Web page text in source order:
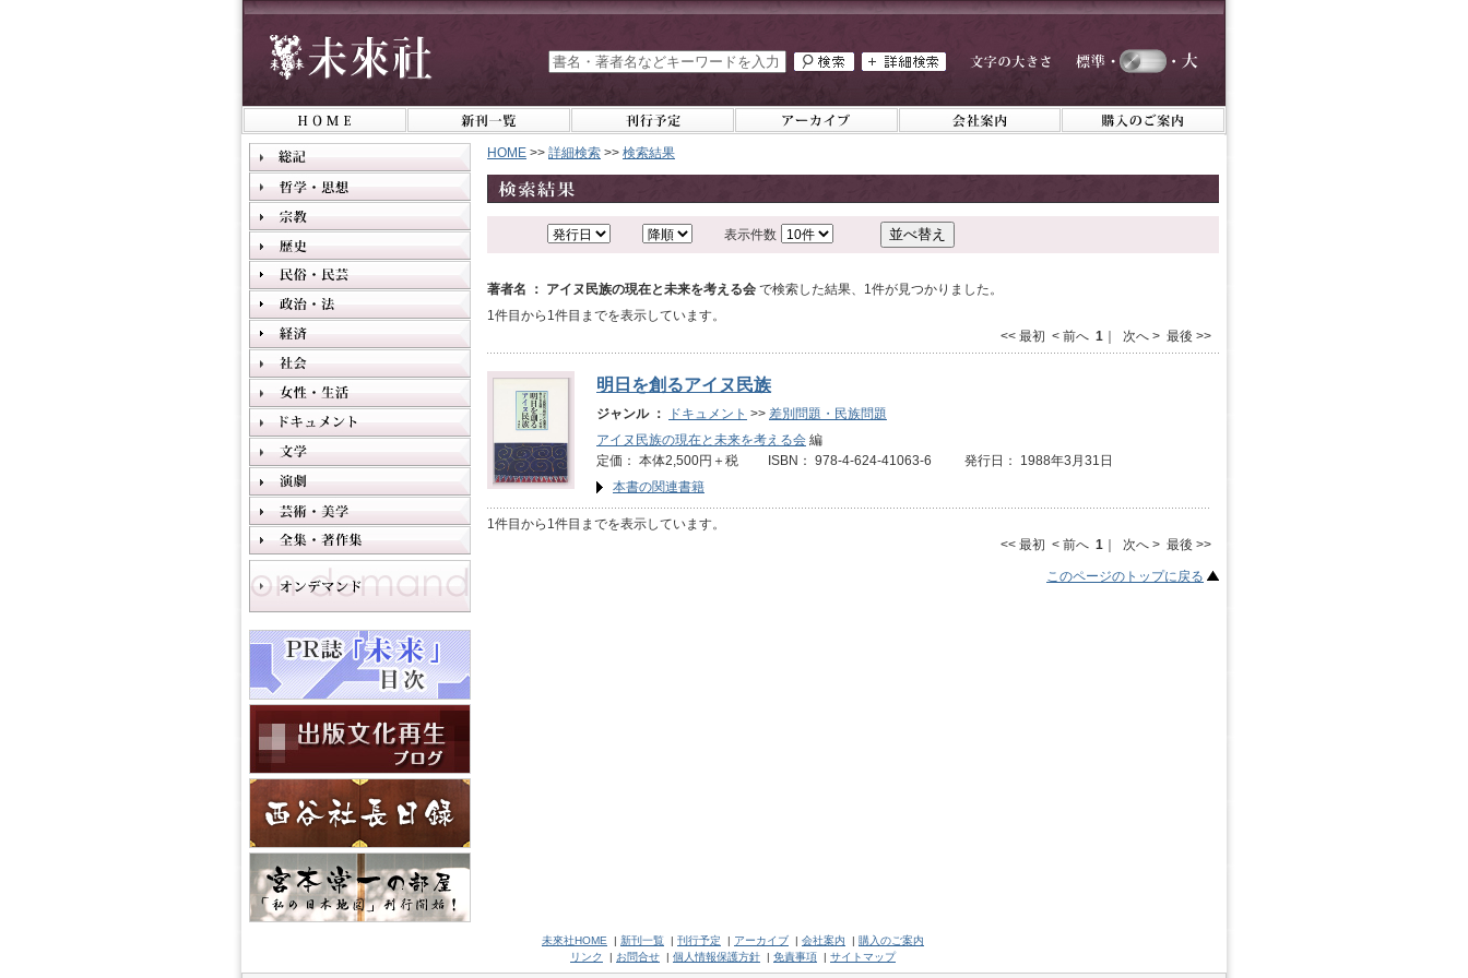
HOME >> 詳細検索 >> 検索結果
表示件数
著者名 ： アイヌ民族の現在と未来を考える会 で検索した結果、1件が見つかりました。
1件目から1件目までを表示しています。
<< 最初 < 前へ 1 ｜ 次へ > 最後 >>
明日を創るアイヌ民族
ジャンル ： ドキュメント >> 差別問題・民族問題
アイヌ民族の現在と未来を考える会 編
定価： 本体2,500円＋税 ISBN： 978-4-624-41063-6 発行日： 1988年3月31日
本書の関連書籍
1件目から1件目までを表示しています。
<< 最初 < 前へ 1 ｜ 次へ > 最後 >>
このページのトップに戻る
未來社HOME | 新刊一覧 | 刊行予定 | アーカイブ | 会社案内 | 購入のご案内
リンク
| お問合せ | 個人情報保護方針 | 免責事項 | サイトマップ